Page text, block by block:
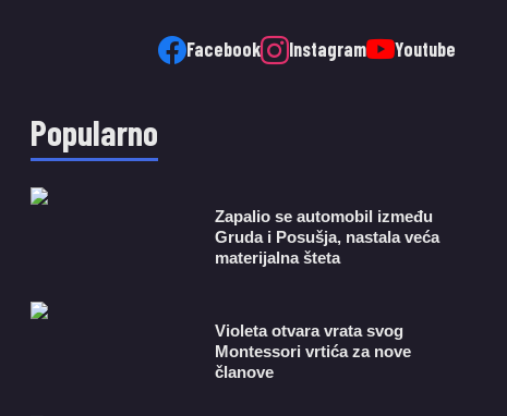
Facebook Instagram Youtube
Popularno
Zapalio se automobil između
Gruda i Posušja, nastala veća
materijalna šteta
Violeta otvara vrata svog
Montessori vrtića za nove
članove